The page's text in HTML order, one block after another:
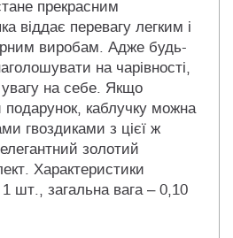
прекрасним
віддає перевагу легким і
виробам. Адже будь-
на чарівності,
на себе. Якщо
каблучку можна
гвоздиками з цієї ж
золотий
Характеристики
шт., загальна вага – 0,10